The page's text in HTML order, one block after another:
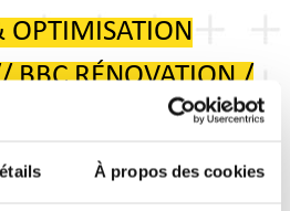
À propos des cookies
OPTIMISATION
BBC RÉNOVATION /
(BBC Rénovation) du centre